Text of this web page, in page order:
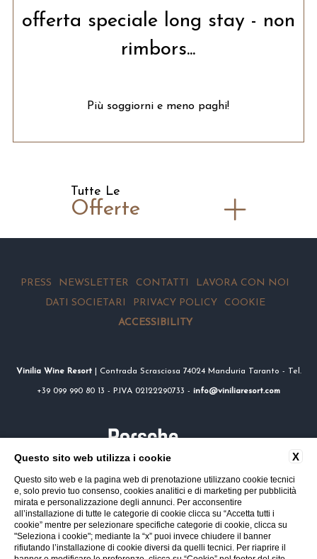
offerta speciale long stay - non
rimbors...
Più soggiorni e meno paghi!
Tutte Le
Offerte
PRESS NEWSLETTER CONTATTI
LAVORA CON NOI
DATI SOCIETARI
PRIVACY POLICY
COOKIE
ACCESSIBILITY
Vinilia Wine Resort| Contrada Scrasciosa 74024 Manduria Taranto - Tel.
+39 099 990 80 13 - P.IVA 02122290733 - info@viniliaresort.com
X
Questo sito web utilizza i cookie
Questo sito web e la pagina web di prenotazione utilizzano cookie tecnici
e, solo previo tuo consenso, cookies analitici e di marketing per pubblicità
mirata e personalizzazione degli annunci. Per acconsentire
all’installazione di tutte le categorie di cookie clicca su “Accetta tutti i
cookie” mentre per selezionare specifiche categorie di cookie, clicca su
"Seleziona i cookie"; mediante la “x” puoi invece chiudere il banner
rifiutando l’installazione di cookie diversi da quelli tecnici. Per riaprire il